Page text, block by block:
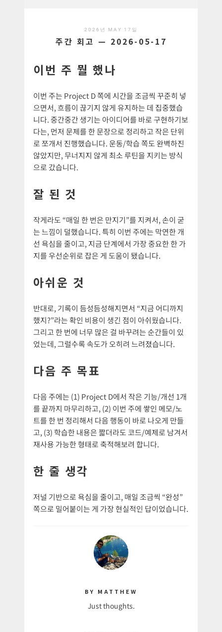
2026년 MAY 17일
주간 회고 — 2026-05-17
이번 주 뭘 했나
이번 주는 Project D 쪽에 시간을 조금씩 꾸준히 넣
으면서, 흐름이 끊기지 않게 유지하는 데 집중했습
니다. 중간중간 생기는 아이디어를 바로 구현하기보
다는, 먼저 문제를 한 문장으로 정리하고 작은 단위
로 쪼개서 진행했습니다. 운동/학습 쪽도 완벽하진
않았지만, 무너지지 않게 최소 루틴을 지키는 방식
으로 갔습니다.
잘 된 것
작게라도 “매일 한 번은 만지기”를 지켜서, 손이 굳
는 느낌이 덜했습니다. 특히 이번 주에는 막연한 개
선 욕심을 줄이고, 지금 단계에서 가장 중요한 한 가
지를 우선순위로 잡은 게 도움이 됐습니다.
아쉬운 것
반대로, 기록이 듬성듬성해지면서 “지금 어디까지
했지?”라는 확인 비용이 생긴 점이 아쉬웠습니다.
그리고 한 번에 너무 많은 걸 바꾸려는 순간들이 있
었는데, 그럴수록 속도가 오히려 느려졌습니다.
다음 주 목표
다음 주에는 (1) Project D에서 작은 기능/개선 1개
를 끝까지 마무리하고, (2) 이번 주에 쌓인 메모/노
트를 한 번 정리해서 다음 행동이 바로 나오게 만들
고, (3) 학습한 내용은 짧더라도 코드/예제로 남겨서
재사용 가능한 형태로 축적해보려 합니다.
한 줄 생각
저널 기반으로 욕심을 줄이고, 매일 조금씩 “완성”
쪽으로 밀어붙이는 게 가장 현실적인 답이었습니다.
BY MATTHEW
Just thoughts.